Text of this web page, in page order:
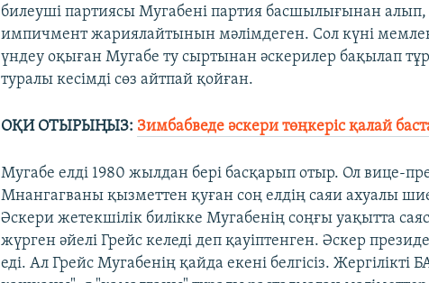
билеуші партиясы Мугабені партия басшылығынан алып,
импичмент жариялайтынын мәлімдеген. Сол күні
үндеу оқыған Мугабе ту сыртынан әскерилер бақылап
туралы кесімді сөз айтпай қойған.
ОҚИ ОТЫРЫҢЫЗ: Зимбабведе әскери төңкеріс қалай
Мугабе елді 1980 жылдан бері басқарып отыр. Ол вице-
Мнангагваны қызметтен қуған соң елдің саяи ахуалы
Әскери жетекшілік билікке Мугабенің соңғы уақытта
жүрген әйелі Грейс келеді деп қауіптенген. Әскер
еді. Ал Грейс Мугабенің қайда екені белгісіз.